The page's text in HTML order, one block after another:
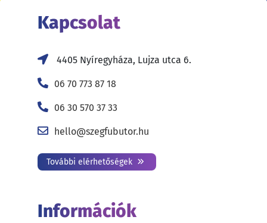
Kapcsolat
4405 Nyíregyháza, Lujza utca 6.
06 70 773 87 18
06 30 570 37 33
hello@szegfubutor.hu
További elérhetőségek
Információk